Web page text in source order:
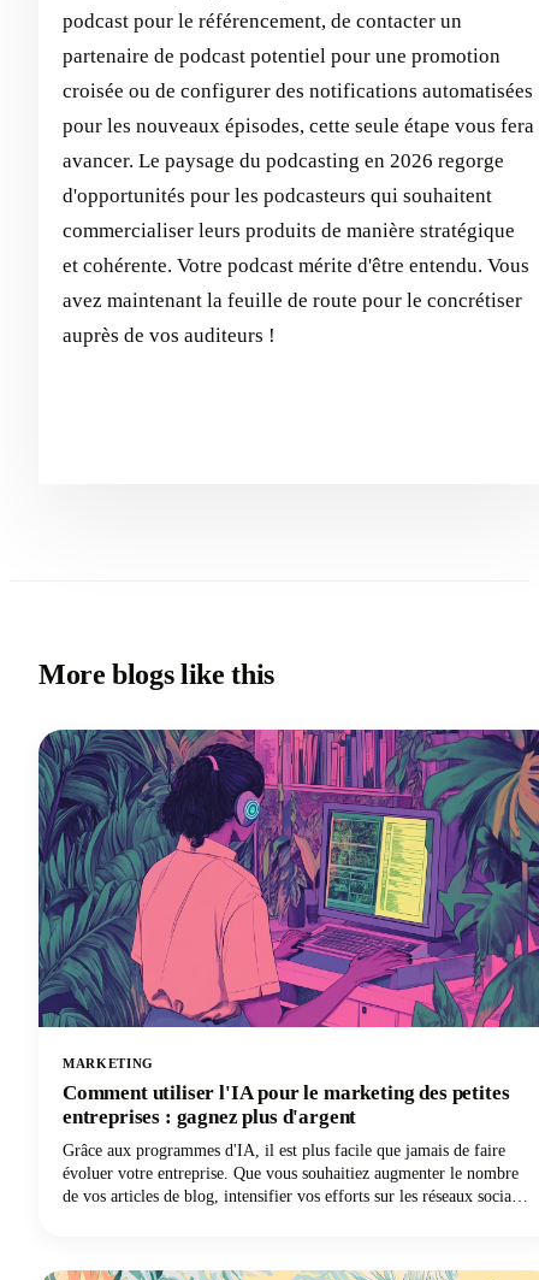
podcast pour le référencement, de contacter un
partenaire de podcast potentiel pour une promotion
croisée ou de configurer des notifications automatisées
pour les nouveaux épisodes, cette seule étape vous fera
avancer. Le paysage du podcasting en 2026 regorge
d'opportunités pour les podcasteurs qui souhaitent
commercialiser leurs produits de manière stratégique
et cohérente. Votre podcast mérite d'être entendu. Vous
avez maintenant la feuille de route pour le concrétiser
auprès de vos auditeurs !
More blogs like this
MARKETING
Comment utiliser l'IA pour le marketing des petites
entreprises : gagnez plus d'argent
Grâce aux programmes d'IA, il est plus facile que jamais de faire
évoluer votre entreprise. Que vous souhaitiez augmenter le nombre
de vos articles de blog, intensifier vos efforts sur les réseaux sociaux